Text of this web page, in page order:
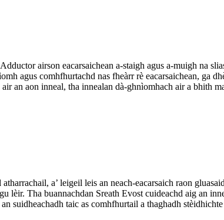
airson eacarsaichean a-staigh agus a-muigh na
agus comhfhurtachd nas fheàrr rè eacarsaichean, ga
an aon inneal, tha innealan dà-ghnìomhach air a bhith
a’ leigeil leis an neach-eacarsaich raon
lèir. Tha buannachdan Sreath Evost cuideachd aig an
suidheachadh taic as comhfhurtail a thaghadh